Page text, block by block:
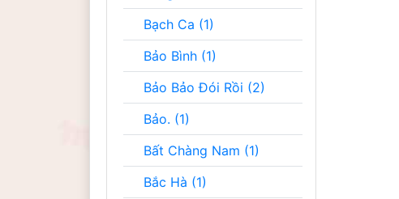
Bạch Ca (1)
Bảo Bình (1)
Bảo Bảo Đói Rồi (2)
Bảo. (1)
Bất Chàng Nam (1)
Bắc Hà (1)